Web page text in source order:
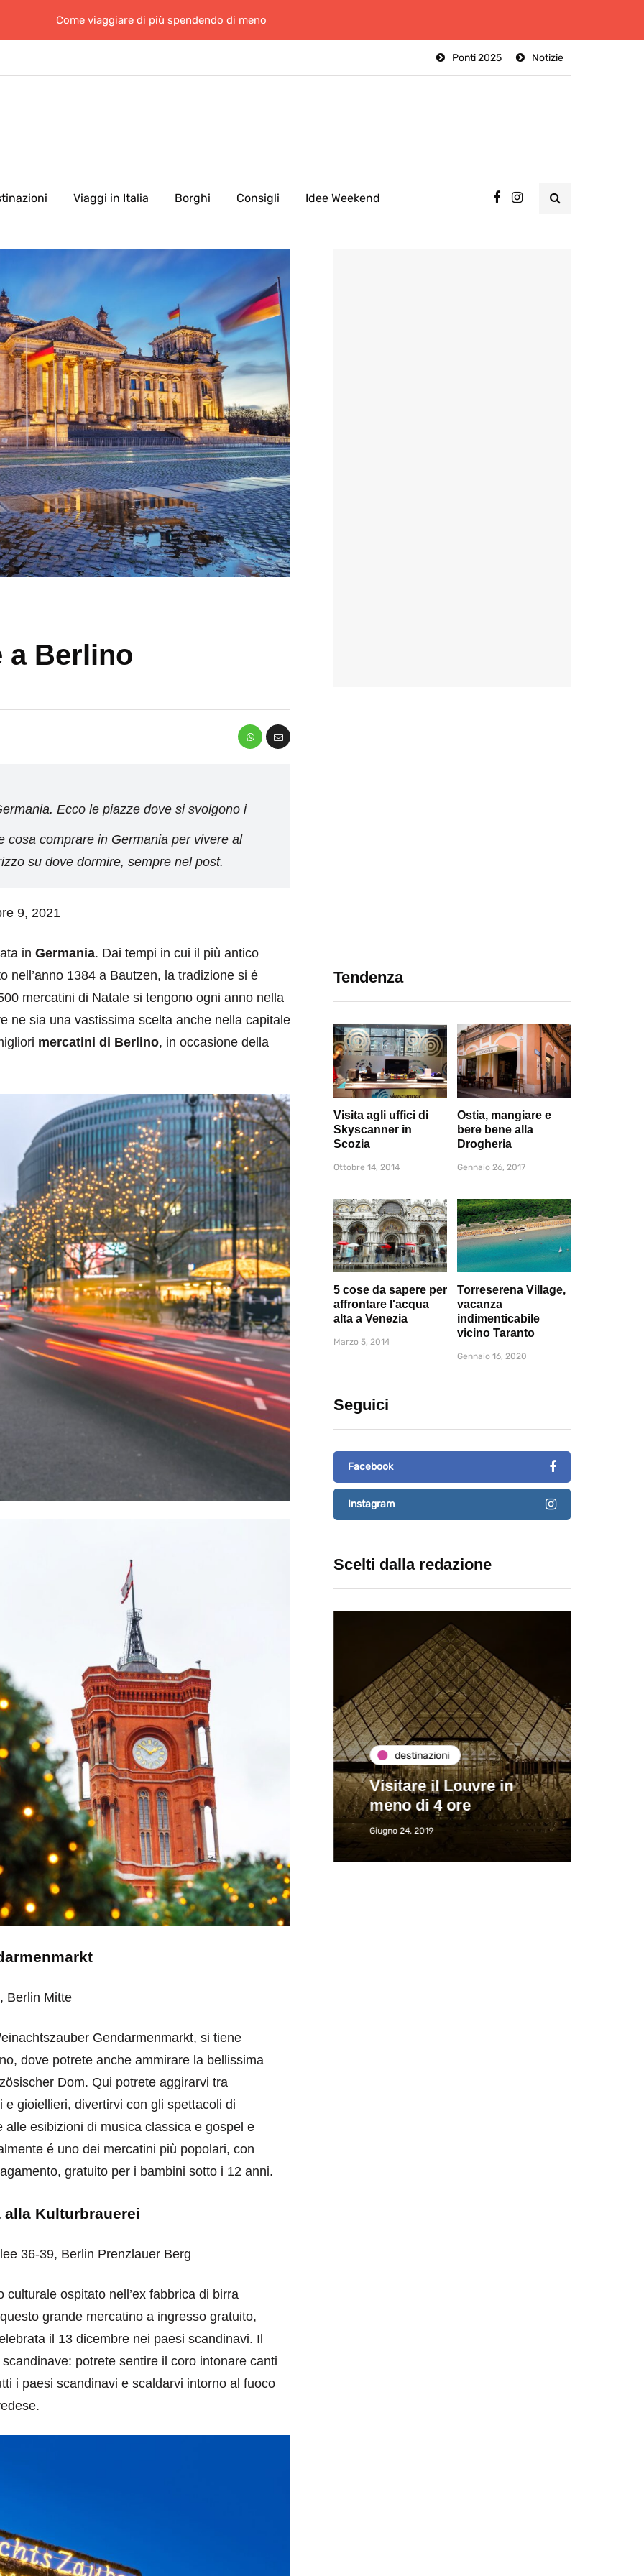
Come viaggiare di più spendendo di meno
Notizie
Ponti 2025
Viaggi in Italia Borghi Consigli Idee Weekend
a Berlino
Ecco le piazze dove si svolgono i
cosa comprare in Germania per vivere al
su dove dormire, sempre nel post.
9, 2021
in Germania. Dai tempi in cui il più antico
nell’anno 1384 a Bautzen, la tradizione si é
mercatini di Natale si tengono ogni anno nella
ne sia una vastissima scelta anche nella capitale
mercatini di Berlino, in occasione della
Berlin Mitte
Gendarmenmarkt, si tiene
dove potrete anche ammirare la bellissima
Dom. Qui potrete aggirarvi tra
gioiellieri, divertirvi con gli spettacoli di
esibizioni di musica classica e gospel e
é uno dei mercatini più popolari, con
gratuito per i bambini sotto i 12 anni.
alla Kulturbrauerei
36-39, Berlin Prenzlauer Berg
ospitato nell’ex fabbrica di birra
grande mercatino a ingresso gratuito,
il 13 dicembre nei paesi scandinavi. Il
potrete sentire il coro intonare canti
i paesi scandinavi e scaldarvi intorno al fuoco
Tendenza
Visita agli uffici di
Skyscanner in
Scozia
Ottobre 14, 2014
Ostia, mangiare e
bere bene alla
Drogheria
Gennaio 26, 2017
5 cose da sapere per
affrontare l'acqua
alta a Venezia
Marzo 5, 2014
Torreserena Village,
vacanza
indimenticabile
vicino Taranto
Gennaio 16, 2020
Seguici
Facebook
Instagram
Scelti dalla redazione
di
eventi
Eventi di aprile 2026 a
Rimini e dintorni
Marzo 31, 2026
destinazioni
Visitare il Louvre in
meno di 4 ore
Giugno 24, 2019